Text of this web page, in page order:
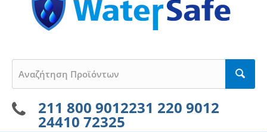
211 800 9012231 220 9012
24410 72325